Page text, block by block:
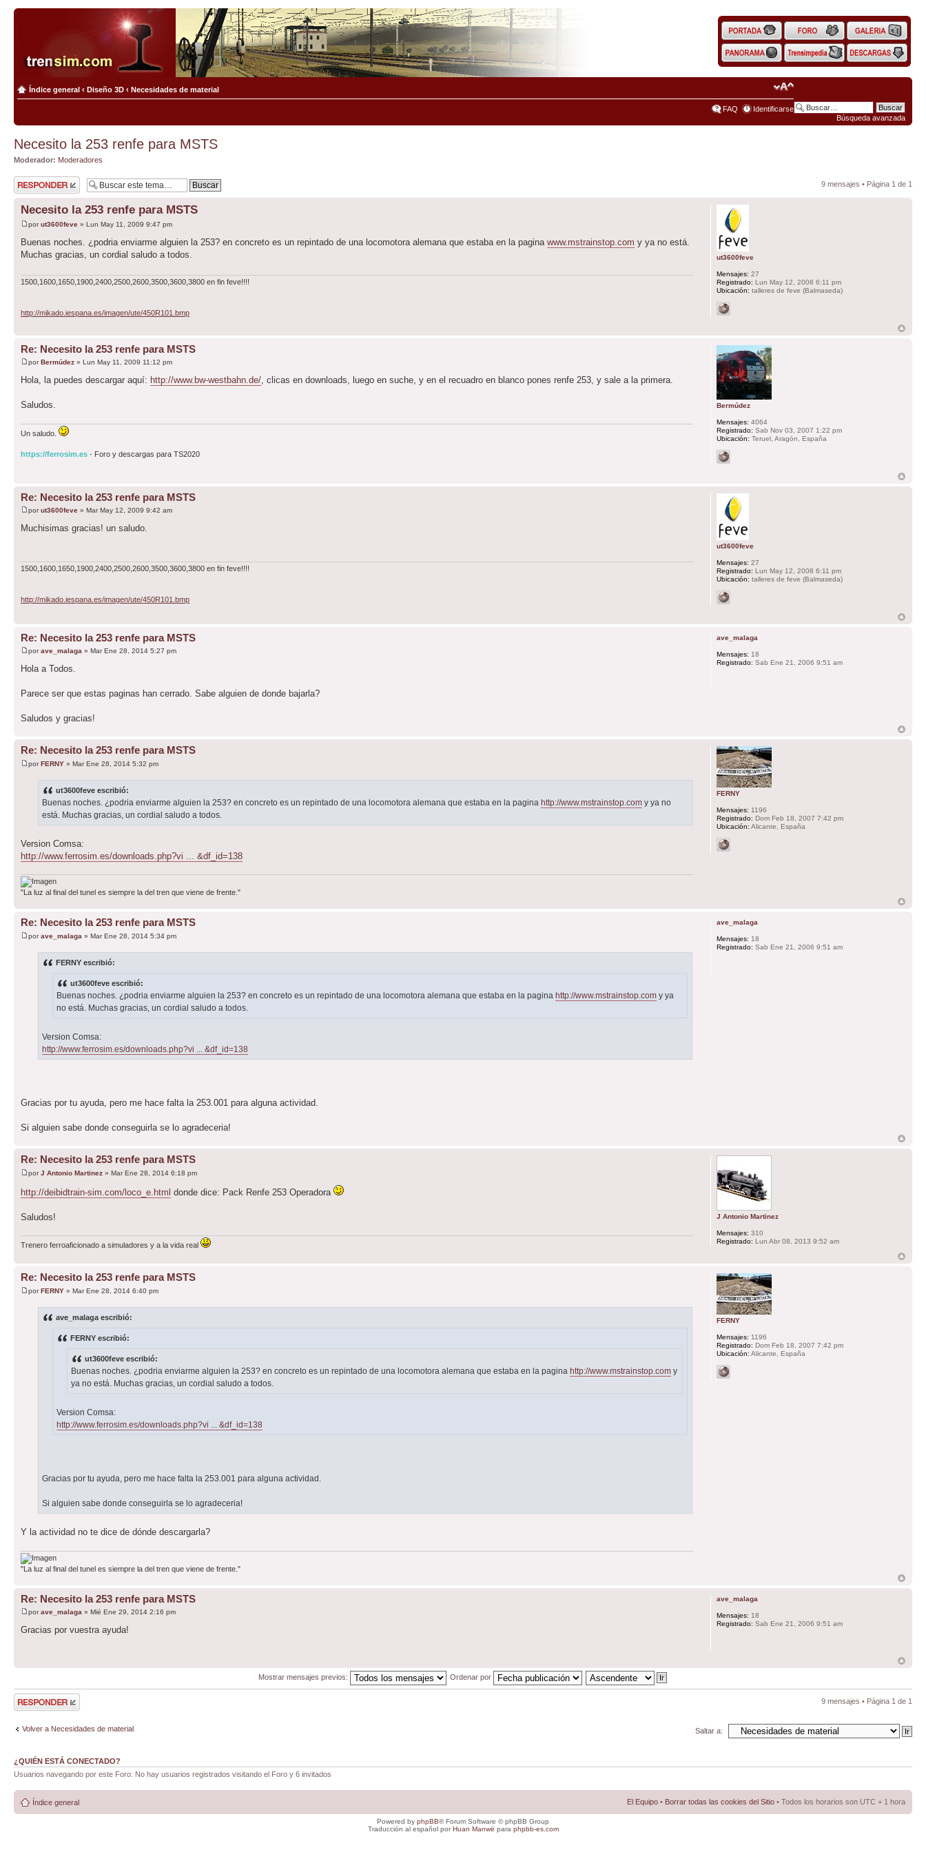
Búsqueda avanzada
Índice general ‹ Diseño 3D ‹ Necesidades de material
FAQ Identificarse
Necesito la 253 renfe para MSTS
Moderador: Moderadores
Publicar una
respuesta
9 mensajes • Página 1 de 1
Necesito la 253 renfe para MSTS
porut3600feve » Lun May 11, 2009 9:47 pm
Buenas noches. ¿podria enviarme alguien la 253? en concreto es un repintado de una locomotora alemana que estaba en la pagina www.mstrainstop.com y ya no está.
Muchas gracias, un cordial saludo a todos.
1500,1600,1650,1900,2400,2500,2600,3500,3600,3800 en fin feve!!!!
http://mikado.iespana.es/imagen/ute/450R101.bmp
ut3600feve
Mensajes: 27
Registrado: Lun May 12, 2008 6:11 pm
Ubicación: talleres de feve (Balmaseda)
Re: Necesito la 253 renfe para MSTS
porBermúdez » Lun May 11, 2009 11:12 pm
Hola, la puedes descargar aquí: http://www.bw-westbahn.de/, clicas en downloads, luego en suche, y en el recuadro en blanco pones renfe 253, y sale a la primera.
Saludos.
Un saludo.
https://ferrosim.es - Foro y descargas para TS2020
Bermúdez
Mensajes: 4064
Registrado: Sab Nov 03, 2007 1:22 pm
Ubicación: Teruel, Aragón, España
Re: Necesito la 253 renfe para MSTS
porut3600feve » Mar May 12, 2009 9:42 am
Muchisimas gracias! un saludo.
1500,1600,1650,1900,2400,2500,2600,3500,3600,3800 en fin feve!!!!
http://mikado.iespana.es/imagen/ute/450R101.bmp
ut3600feve
Mensajes: 27
Registrado: Lun May 12, 2008 6:11 pm
Ubicación: talleres de feve (Balmaseda)
Re: Necesito la 253 renfe para MSTS
porave_malaga » Mar Ene 28, 2014 5:27 pm
Hola a Todos.
Parece ser que estas paginas han cerrado. Sabe alguien de donde bajarla?
Saludos y gracias!
ave_malaga
Mensajes: 18
Registrado: Sab Ene 21, 2006 9:51 am
Re: Necesito la 253 renfe para MSTS
porFERNY » Mar Ene 28, 2014 5:32 pm
ut3600feve escribió:
Buenas noches. ¿podria enviarme alguien la 253? en concreto es un repintado de una locomotora alemana que estaba en la pagina http://www.mstrainstop.com y ya no
está. Muchas gracias, un cordial saludo a todos.
Version Comsa:
http://www.ferrosim.es/downloads.php?vi ... &df_id=138
"La luz al final del tunel es siempre la del tren que viene de frente."
FERNY
Mensajes: 1196
Registrado: Dom Feb 18, 2007 7:42 pm
Ubicación: Alicante, España
Re: Necesito la 253 renfe para MSTS
porave_malaga » Mar Ene 28, 2014 5:34 pm
FERNY escribió:
ut3600feve escribió:
Buenas noches. ¿podria enviarme alguien la 253? en concreto es un repintado de una locomotora alemana que estaba en la pagina http://www.mstrainstop.com y ya
no está. Muchas gracias, un cordial saludo a todos.
Version Comsa:
http://www.ferrosim.es/downloads.php?vi ... &df_id=138
Gracias por tu ayuda, pero me hace falta la 253.001 para alguna actividad.
Si alguien sabe donde conseguirla se lo agradeceria!
ave_malaga
Mensajes: 18
Registrado: Sab Ene 21, 2006 9:51 am
Re: Necesito la 253 renfe para MSTS
porJ Antonio Martinez » Mar Ene 28, 2014 6:18 pm
http://deibidtrain-sim.com/loco_e.html donde dice: Pack Renfe 253 Operadora
Saludos!
Trenero ferroaficionado a simuladores y a la vida real
J Antonio Martinez
Mensajes: 310
Registrado: Lun Abr 08, 2013 9:52 am
Re: Necesito la 253 renfe para MSTS
porFERNY » Mar Ene 28, 2014 6:40 pm
ave_malaga escribió:
FERNY escribió:
ut3600feve escribió:
Buenas noches. ¿podria enviarme alguien la 253? en concreto es un repintado de una locomotora alemana que estaba en la pagina http://www.mstrainstop.com y
ya no está. Muchas gracias, un cordial saludo a todos.
Version Comsa:
http://www.ferrosim.es/downloads.php?vi ... &df_id=138
Gracias por tu ayuda, pero me hace falta la 253.001 para alguna actividad.
Si alguien sabe donde conseguirla se lo agradeceria!
Y la actividad no te dice de dónde descargarla?
"La luz al final del tunel es siempre la del tren que viene de frente."
FERNY
Mensajes: 1196
Registrado: Dom Feb 18, 2007 7:42 pm
Ubicación: Alicante, España
Re: Necesito la 253 renfe para MSTS
porave_malaga » Mié Ene 29, 2014 2:16 pm
Gracias por vuestra ayuda!
ave_malaga
Mensajes: 18
Registrado: Sab Ene 21, 2006 9:51 am
Mostrar mensajes previos: Ordenar por
Publicar una
respuesta
9 mensajes • Página 1 de 1
Volver a Necesidades de material Saltar a:
¿QUIÉN ESTÁ CONECTADO?
Usuarios navegando por este Foro: No hay usuarios registrados visitando el Foro y 6 invitados
Índice general El Equipo • Borrar todas las cookies del Sitio • Todos los horarios son UTC + 1 hora
Powered by phpBB® Forum Software © phpBB Group
Traducción al español por Huan Manwë para phpbb-es.com